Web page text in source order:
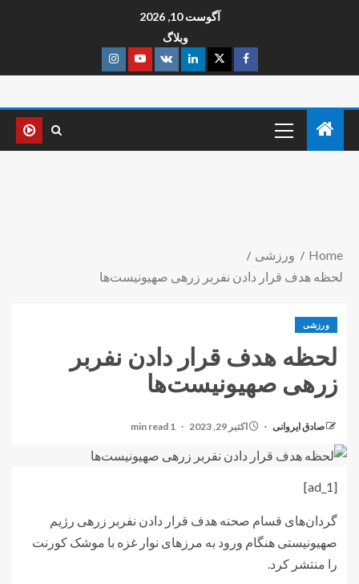
آگوست 10, 2026
وبلاگ
Home
ورزشی
لحظه هدف قرار دادن نفربر زرهی صهیونیست‌ها
ورزشی
لحظه هدف قرار دادن نفربر
زرهی صهیونیست‌ها
صادق ایروانی اکتبر 29, 2023 1 min read
[ad_1]
گردان‌های قسام صحنه هدف قرار دادن نفربر زرهی رژیم
صهیونیستی هنگام ورود به مرزهای نوار غزه با موشک کورنت
را منتشر کرد.